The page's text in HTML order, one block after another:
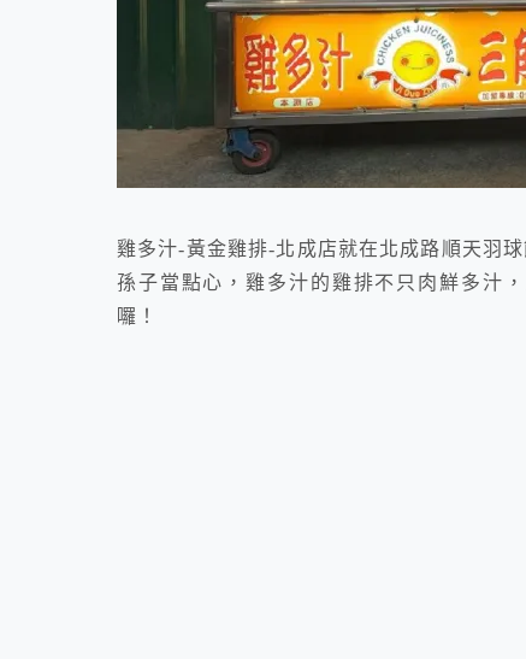
雞多汁-黃金雞排-北成店就在北成路順天羽
孫子當點心，雞多汁的雞排不只肉鮮多汁
囉！